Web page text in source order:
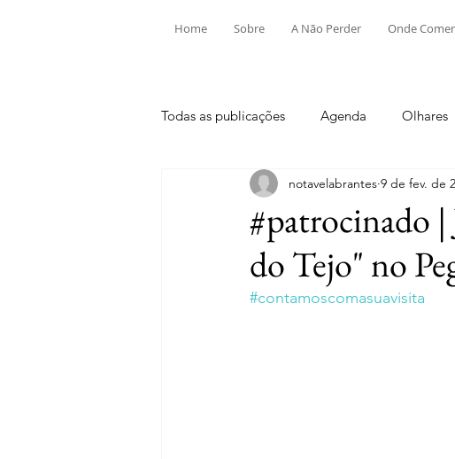
Home Sobre A Não Perder Onde Comer
Todas as publicações Agenda Olhares
Aldeia do Mato e Souto Alvega e
Pego Rio de Moinhos
#patrocinado |
do Tejo" no
notavelabrantes 9 de fev. de
#contamoscomasuavisita